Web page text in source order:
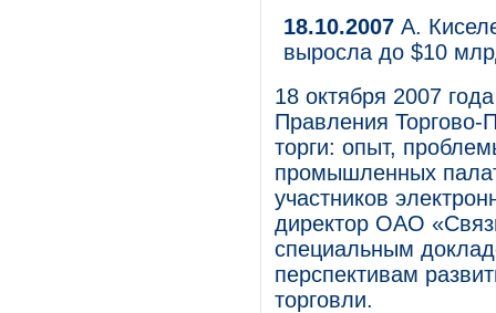
18.10.2007 А.
выросла до $10
18 октября 2007
Правления
торги: опыт,
промышленных
участников
директор ОАО
специальным
перспективам
торговли.